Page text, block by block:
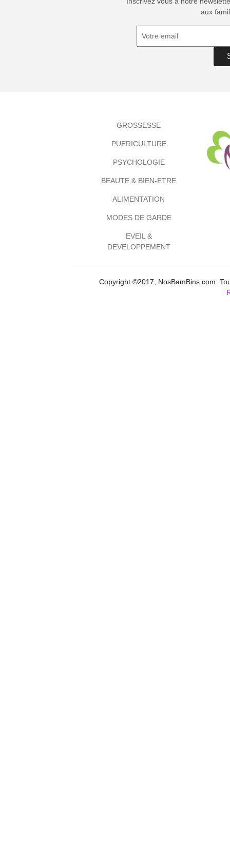
aux
GROSSESSE
PUERICULTURE
PSYCHOLOGIE
BEAUTE & BIEN-ETRE
ALIMENTATION
MODES DE GARDE
EVEIL &
DEVELOPPEMENT
Copyright ©2017, NosBamBins.com.